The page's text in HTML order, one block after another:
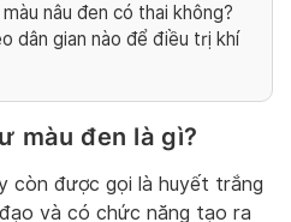
màu nâu đen có thai không?
dân gian nào để điều trị khí
màu đen là gì?
còn được gọi là huyết trắng
và có chức năng tạo ra